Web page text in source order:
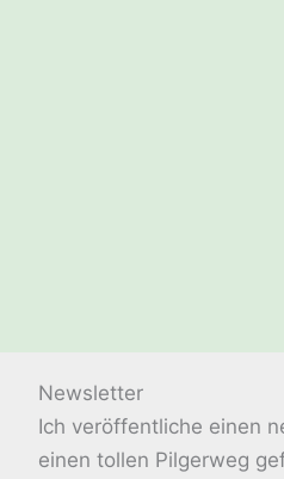
Newsletter
Ich veröffentliche einen
einen tollen Pilgerweg